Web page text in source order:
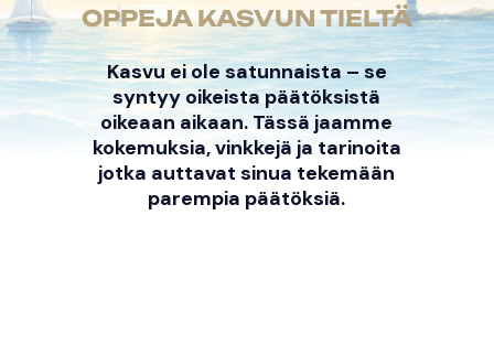
OPPEJA KASVUN TIELTÄ
Kasvu ei ole satunnaista – se
syntyy oikeista päätöksistä
oikeaan aikaan. Tässä jaamme
kokemuksia, vinkkejä ja tarinoita
jotka auttavat sinua tekemään
parempia päätöksiä.